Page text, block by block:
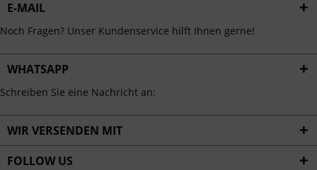
E-MAIL
Noch Fragen? Unser Kundenservice hilft Ihnen gerne!
WHATSAPP
Schreiben Sie eine Nachricht an:
WIR VERSENDEN MIT
FOLLOW US
Service